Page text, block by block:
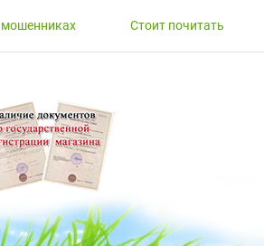
Стоит почитать